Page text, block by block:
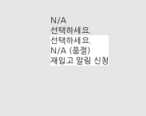
N/A
선택하세요.
선택하세요.
N/A (품절)
재입고 알림 신청